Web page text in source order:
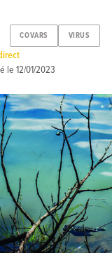
COVARS VIRUS
le12/01/2023